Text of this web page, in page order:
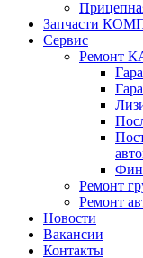
Запчасти
Сервис
Ремонт
Ремонт
Ремонт
Новости
Вакансии
Контакты